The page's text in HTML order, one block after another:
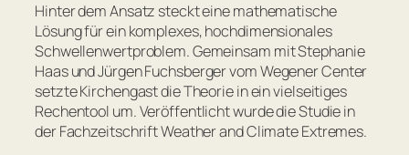
Hinter dem Ansatz steckt eine mathematische
Lösung für ein komplexes, hochdimensionales
Schwellenwertproblem. Gemeinsam mit Stephanie
Haas und Jürgen Fuchsberger vom Wegener Center
setzte Kirchengast die Theorie in ein vielseitiges
Rechentool um. Veröffentlicht wurde die Studie in
der Fachzeitschrift Weather and Climate Extremes.